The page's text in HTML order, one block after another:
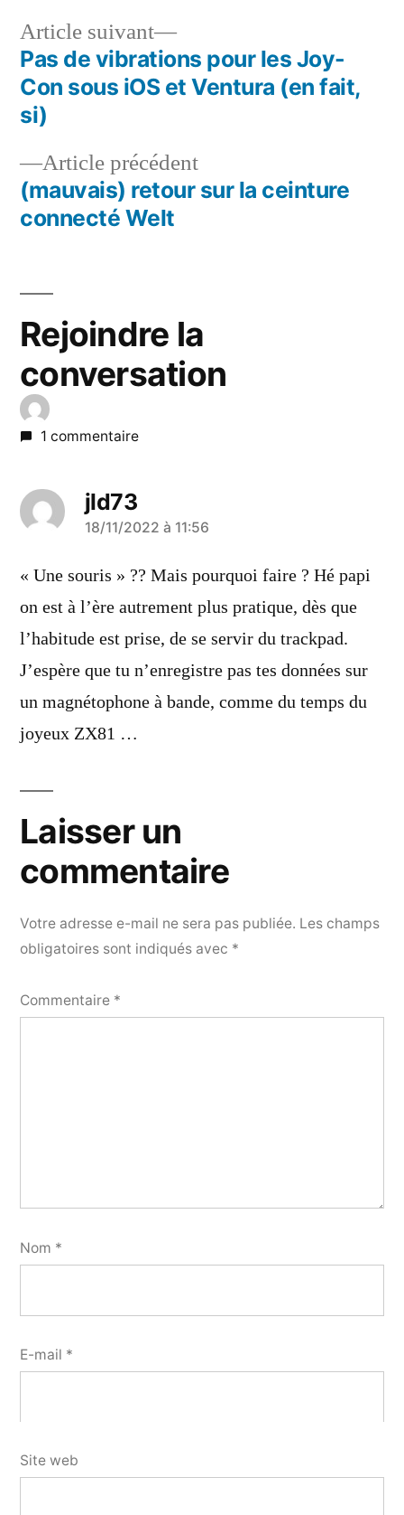
Navigation
de
l’article
Article précédentArticle
précédent :
(mauvais) retour sur la ceinture
connecté Welt
Article suivant
Article
suivant :
Pas de vibrations pour les Joy-
Con sous iOS et Ventura (en fait,
si)
Rejoindre la
conversation
1 commentaire
jld73
a
dit :
18/11/2022 à 11:56
« Une souris » ?? Mais pourquoi faire ? Hé papi
on est à l’ère autrement plus pratique, dès que
l’habitude est prise, de se servir du trackpad.
J’espère que tu n’enregistre pas tes données sur
un magnétophone à bande, comme du temps du
joyeux ZX81 …
Laisser un
commentaire
Votre adresse e-mail ne sera pas publiée. Les champs
obligatoires sont indiqués avec *
Commentaire *
Nom *
E-mail *
Site web